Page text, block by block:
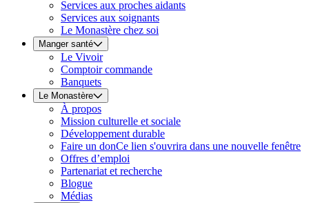
Services aux proches aidants
Services aux soignants
Le Monastère chez soi
Manger santé
Le Vivoir
Comptoir commande
Banquets
Le Monastère
À propos
Mission culturelle et sociale
Développement durable
Faire un donCe lien s'ouvrira dans une nouvelle fenêtre
Offres d’emploi
Partenariat et recherche
Blogue
Médias